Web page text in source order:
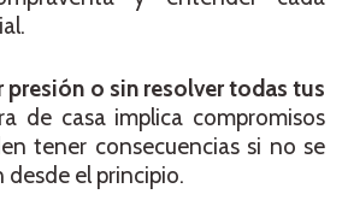
presión o sin resolver todas tus
de casa implica compromisos
tener consecuencias si no se
el principio.